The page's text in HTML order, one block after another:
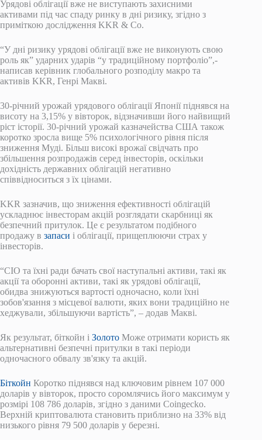
Урядові облігації вже не виступають захисними
активами під час спаду ринку в дні ризику, згідно з
приміткою дослідження KKR & Co.
“У дні ризику урядові облігації вже не виконують свою
роль як” ударних ударів “у традиційному портфоліо”,-
написав керівник глобального розподілу макро та
активів KKR, Генрі Макві.
30-річний урожай урядового облігації Японії піднявся на
висоту на 3,15% у вівторок, відзначивши його найвищий
ріст історії. 30-річний урожай казначейства США також
коротко зросла вище 5% психологічного рівня після
зниження Муді. Більш високі врожаї свідчать про
збільшення розпродажів серед інвесторів, оскільки
дохідність державних облігацій негативно
співвідноситься з їх цінами.
KKR зазначив, що зниження ефективності облігацій
ускладнює інвесторам акцій розглядати скарбниці як
безпечний притулок. Це є результатом подібного
продажу в запаси і облігації, прищеплюючи страх у
інвесторів.
“CIO та їхні ради бачать свої наступальні активи, такі як
акції та оборонні активи, такі як урядові облігації,
обидва знижуються вартості одночасно, коли їхні
зобов'язання з місцевої валюти, яких вони традиційно не
хеджували, збільшуючи вартість”, – додав Макві.
Як результат, біткойн і Золото Може отримати користь як
альтернативні безпечні притулки в такі періоди
одночасного обвалу зв'язку та акцій.
Біткойн Коротко піднявся над ключовим рівнем 107 000
доларів у вівторок, просто соромлячись його максимум у
розмірі 108 786 доларів, згідно з даними Coingecko.
Верхній криптовалюта становить приблизно на 33% від
низького рівня 79 500 доларів у березні.